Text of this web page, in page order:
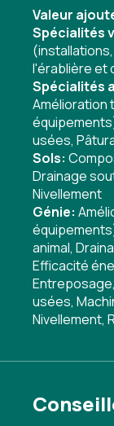
Valeur
Spécialités
l'érablière et
Spécialités
Amélioration
usées,
Sols:
Drainage
Nivellement
Génie:
animal,
Efficacité
Entreposage,
usées,
Nivellement,